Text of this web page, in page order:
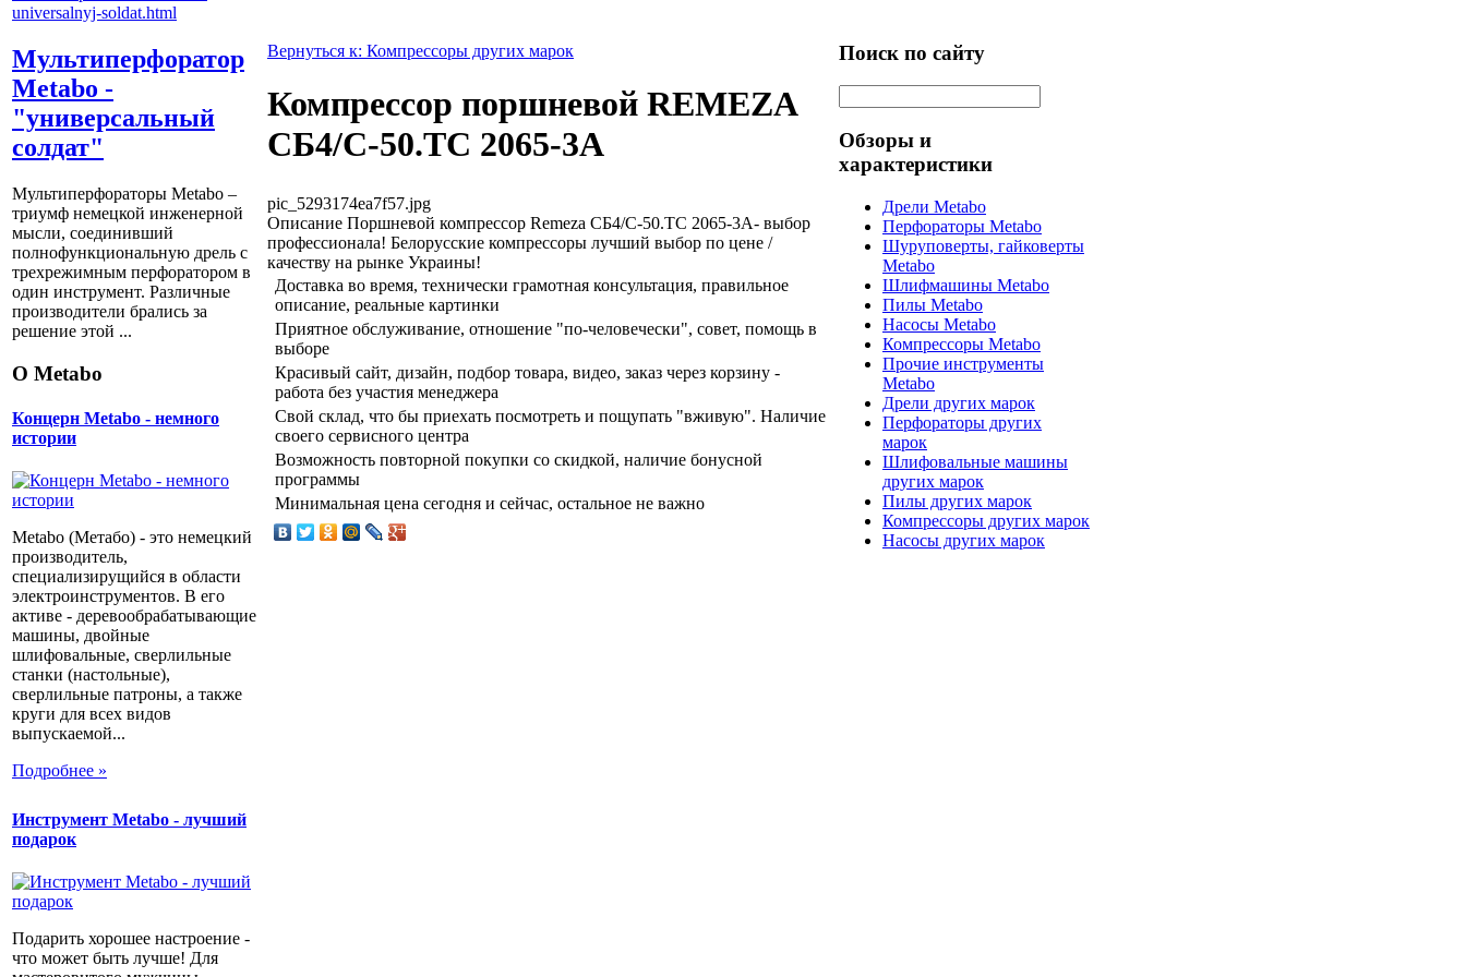
Мультиперфоратор
Metabo -
"универсальный
солдат"
Мультиперфораторы Metabo –
триумф немецкой инженерной
мысли, соединивший
полнофункциональную дрель с
трехрежимным перфоратором в
один инструмент. Различные
производители брались за
решение этой ...
О Metabo
Концерн Metabo - немного
истории
Metabo (Метабо) - это немецкий
производитель,
специализирущийся в области
электроинструментов. В его
активе - деревообрабатывающие
машины, двойные
шлифовальные, сверлильные
станки (настольные),
сверлильные патроны, а также
круги для всех видов
выпускаемой...
Подробнее »
Инструмент Metabo - лучший
подарок
Подарить хорошее настроение -
что может быть лучше! Для
Вернуться к: Компрессоры других марок
Компрессор поршневой REMEZA
СБ4/С-50.ТС 2065-3А
pic_5293174ea7f57.jpg
Описание Поршневой компрессор Remeza СБ4/С-50.ТС 2065-3А- выбор
профессионала! Белорусские компрессоры лучший выбор по цене /
качеству на рынке Украины!
Доставка во время, технически грамотная консультация, правильное
описание, реальные картинки
Приятное обслуживание, отношение "по-человечески", совет, помощь в
выборе
Красивый сайт, дизайн, подбор товара, видео, заказ через корзину -
работа без участия менеджера
Свой склад, что бы приехать посмотреть и пощупать "вживую". Наличие
своего сервисного центра
Возможность повторной покупки со скидкой, наличие бонусной
программы
Минимальная цена сегодня и сейчас, остальное не важно
Поиск по сайту
Обзоры и
характеристики
Дрели Metabo
Перфораторы Metabo
Шуруповерты, гайковерты
Metabo
Шлифмашины Metabo
Пилы Metabo
Насосы Metabo
Компрессоры Metabo
Прочие инструменты
Metabo
Дрели других марок
Перфораторы других
марок
Шлифовальные машины
других марок
Пилы других марок
Компрессоры других марок
Насосы других марок